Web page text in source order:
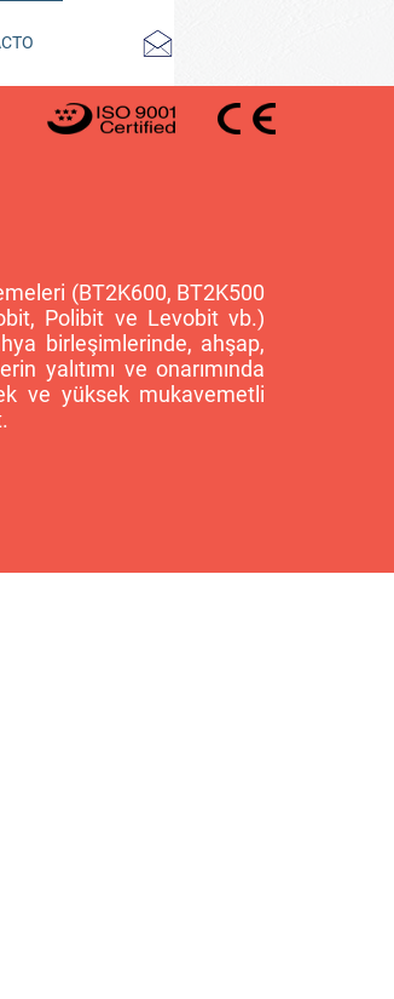
(BT2K600, BT2K500
Polibit ve Levobit vb.)
birleşimlerinde, ahşap,
yalıtımı ve onarımında
ve yüksek mukavemetli